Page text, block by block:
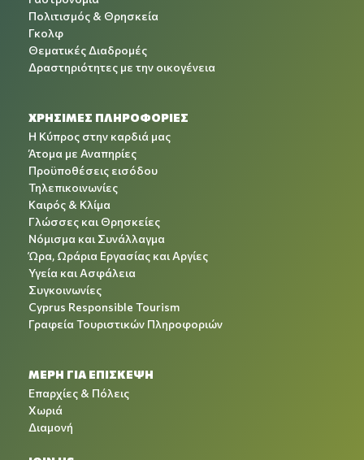
Πολιτισμός & Θρησκεία
Γκολφ
Θεματικές Διαδρομές
Δραστηριότητες με την οικογένεια
ΧΡΉΣΙΜΕΣ ΠΛΗΡΟΦΟΡΊΕΣ
Η Κύπρος στην καρδιά μας
Άτομα με Αναπηρίες
Προϋποθέσεις εισόδου
Τηλεπικοινωνίες
Καιρός & Κλίμα
Γλώσσες και Θρησκείες
Νόμισμα και Συνάλλαγμα
Ώρα, Ωράρια Εργασίας και Αργίες
Υγεία και Ασφάλεια
Συγκοινωνίες
Cyprus Responsible Tourism
Γραφεία Τουριστικών Πληροφοριών
ΜΕΡΗ ΓΙΑ ΕΠΙΣΚΕΨΗ
Επαρχίες & Πόλεις
Χωριά
Διαμονή